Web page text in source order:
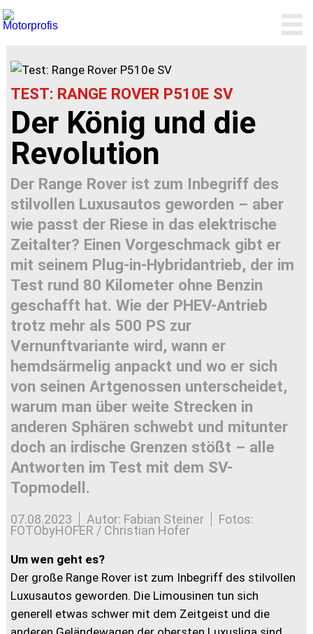
TEST: RANGE ROVER P510E SV
Der König und die
Revolution
Der Range Rover ist zum Inbegriff des
stilvollen Luxusautos geworden – aber
wie passt der Riese in das elektrische
Zeitalter? Einen Vorgeschmack gibt er
mit seinem Plug-in-Hybridantrieb, der im
Test rund 80 Kilometer ohne Benzin
geschafft hat. Wie der PHEV-Antrieb
trotz mehr als 500 PS zur
Vernunftvariante wird, wann er
hemdsärmelig anpackt und wo er sich
von seinen Artgenossen unterscheidet,
warum man über weite Strecken in
anderen Sphären schwebt und mitunter
doch an irdische Grenzen stößt – alle
Antworten im Test mit dem SV-
Topmodell.
07.08.2023 Autor: Fabian Steiner Fotos:
FOTObyHOFER / Christian Hofer
Um wen geht es?
Der große Range Rover ist zum Inbegriff des stilvollen
Luxusautos geworden. Die Limousinen tun sich
generell etwas schwer mit dem Zeitgeist und die